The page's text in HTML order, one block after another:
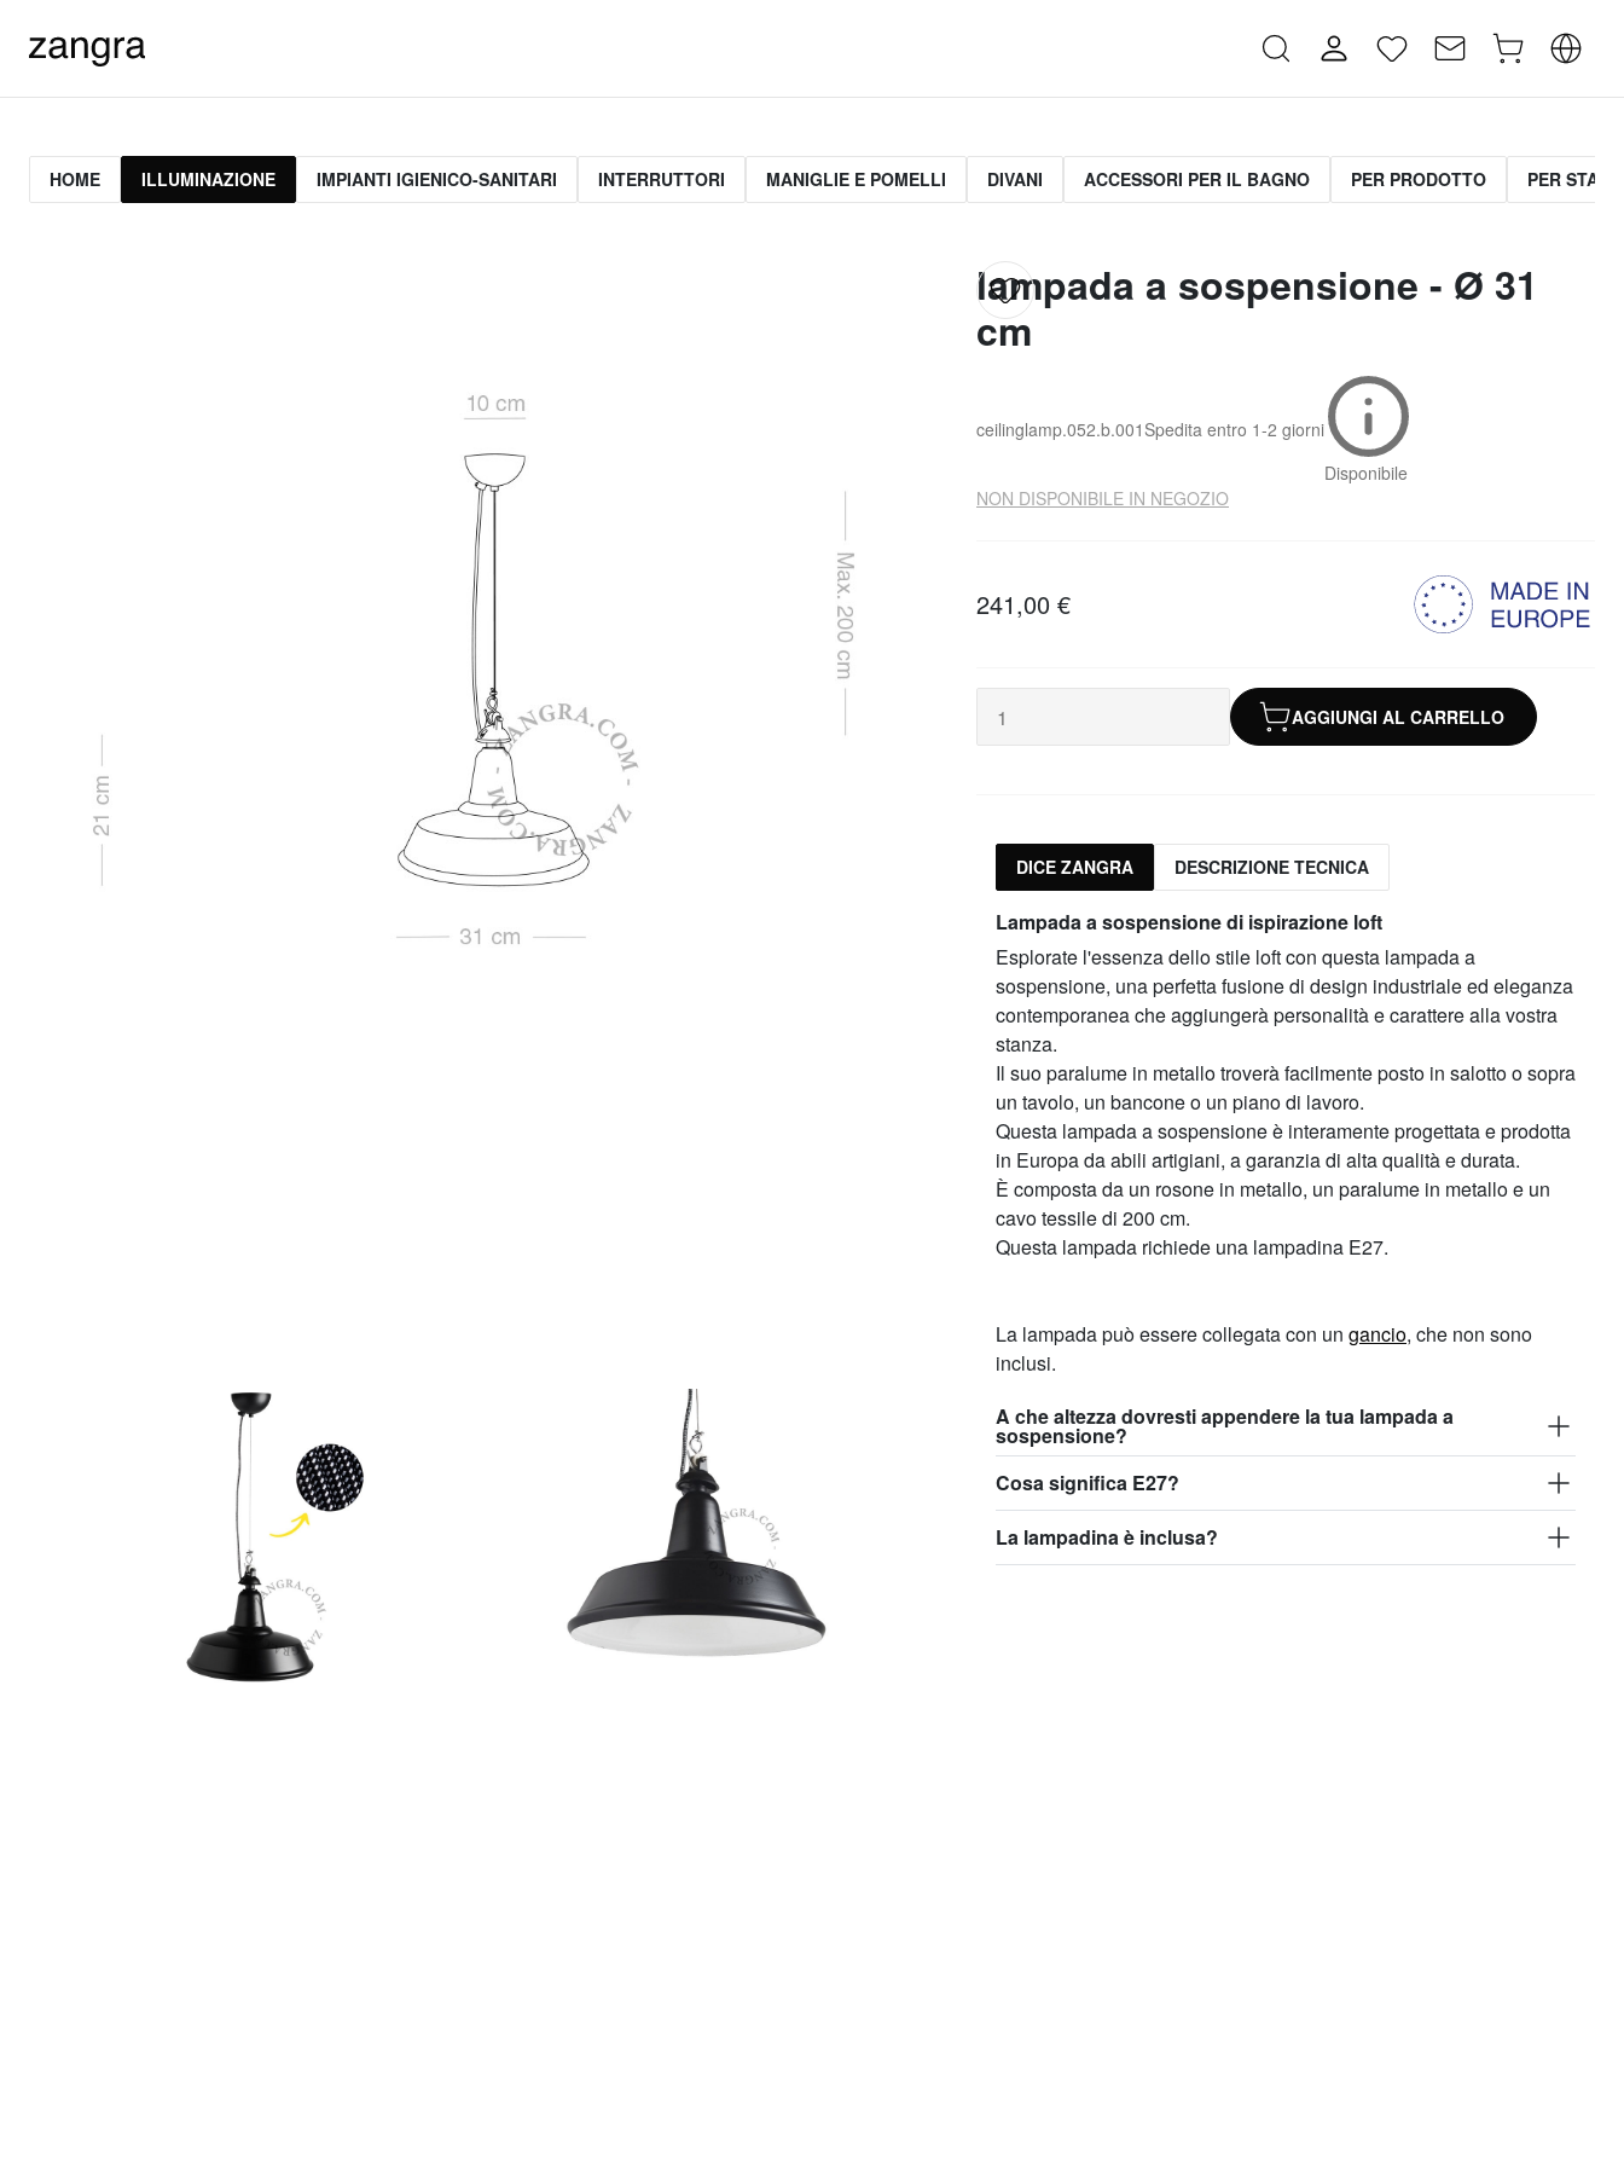
HOME ILLUMINAZIONE IMPIANTI IGIENICO-SANITARI INTERRUTTORI MANIGLIE E POMELLI DIVANI ACCESSORI PER IL BAGNO PER PRODOTTO PER
lampada a sospensione - Ø 31
cm
ceilinglamp.052.b.001 Spedita entro 1-2 giorni
Disponibile
NON DISPONIBILE IN NEGOZIO
241,00 €
AGGIUNGI AL CARRELLO
DICE ZANGRA DESCRIZIONE TECNICA
Lampada a sospensione di ispirazione loft
Esplorate l'essenza dello stile loft con questa lampada a
sospensione, una perfetta fusione di design industriale ed eleganza
contemporanea che aggiungerà personalità e carattere alla vostra
stanza.
Il suo paralume in metallo troverà facilmente posto in salotto o sopra
un tavolo, un bancone o un piano di lavoro.
Questa lampada a sospensione è interamente progettata e prodotta
in Europa da abili artigiani, a garanzia di alta qualità e durata.
È composta da un rosone in metallo, un paralume in metallo e un
cavo tessile di 200 cm.
Questa lampada richiede una lampadina E27.
La lampada può essere collegata con un gancio, che non sono
inclusi.
A che altezza dovresti appendere la tua lampada a
sospensione?
Cosa significa E27?
La lampadina è inclusa?